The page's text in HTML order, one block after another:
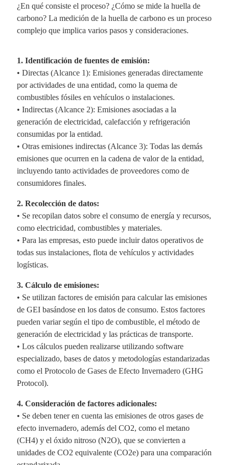
¿En qué consiste el proceso? ¿Cómo se mide la huella de
carbono? La medición de la huella de carbono es un proceso
complejo que implica varios pasos y consideraciones.
1. Identificación de fuentes de emisión:
• Directas (Alcance 1): Emisiones generadas directamente
por actividades de una entidad, como la quema de
combustibles fósiles en vehículos o instalaciones.
• Indirectas (Alcance 2): Emisiones asociadas a la
generación de electricidad, calefacción y refrigeración
consumidas por la entidad.
• Otras emisiones indirectas (Alcance 3): Todas las demás
emisiones que ocurren en la cadena de valor de la entidad,
incluyendo tanto actividades de proveedores como de
consumidores finales.
2. Recolección de datos:
• Se recopilan datos sobre el consumo de energía y recursos,
como electricidad, combustibles y materiales.
• Para las empresas, esto puede incluir datos operativos de
todas sus instalaciones, flota de vehículos y actividades
logísticas.
3. Cálculo de emisiones:
• Se utilizan factores de emisión para calcular las emisiones
de GEI basándose en los datos de consumo. Estos factores
pueden variar según el tipo de combustible, el método de
generación de electricidad y las prácticas de transporte.
• Los cálculos pueden realizarse utilizando software
especializado, bases de datos y metodologías estandarizadas
como el Protocolo de Gases de Efecto Invernadero (GHG
Protocol).
4. Consideración de factores adicionales:
• Se deben tener en cuenta las emisiones de otros gases de
efecto invernadero, además del CO2, como el metano
(CH4) y el óxido nitroso (N2O), que se convierten a
unidades de CO2 equivalente (CO2e) para una comparación